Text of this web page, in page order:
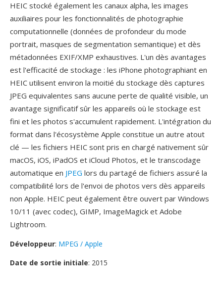
HEIC stocké également les canaux alpha, les images
auxiliaires pour les fonctionnalités de photographie
computationnelle (données de profondeur du mode
portrait, masques de segmentation semantique) et dès
métadonnées EXIF/XMP exhaustives. L'un dès avantages
est l'efficacité de stockage : les iPhone photographiant en
HEIC utilisent environ la moitié du stockage dès captures
JPEG equivalentes sans aucune perte de qualité visible, un
avantage significatif sûr les appareils où le stockage est
fini et les photos s'accumulent rapidement. L'intégration du
format dans l'écosystème Apple constitue un autre atout
clé — les fichiers HEIC sont pris en chargé nativement sûr
macOS, iOS, iPadOS et iCloud Photos, et le transcodage
automatique en JPEG lors du partagé de fichiers assuré la
compatibilité lors de l'envoi de photos vers dès appareils
non Apple. HEIC peut également être ouvert par Windows
10/11 (avec codec), GIMP, ImageMagick et Adobe
Lightroom.
Développeur: MPEG / Apple
Date de sortie initiale: 2015